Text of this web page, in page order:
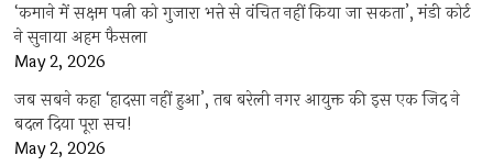
‘कमाने में सक्षम पत्नी को गुजारा भत्ते से वंचित नहीं किया जा सकता’, मंडी कोर्ट
ने सुनाया अहम फैसला
May 2, 2026
जब सबने कहा ‘हादसा नहीं हुआ’, तब बरेली नगर आयुक्त की इस एक जिद ने
बदल दिया पूरा सच!
May 2, 2026